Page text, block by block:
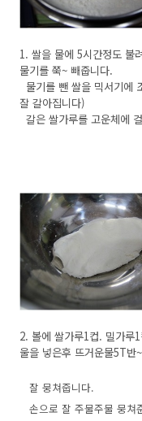
1. 쌀을 물에 5시간정도 불
물기를 쭉~ 빼줍니다.
물기를 뺀 쌀을 믹서기에
잘 갈아집니다)
갈은 쌀가루를 고운체에
2. 볼에 쌀가루1컵. 밀가루
울을 넣은후 뜨거운물5T반
잘 뭉쳐줍니다.
손으로 잘 주물주물 뭉쳐